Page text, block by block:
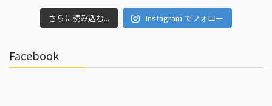
さらに読み込む... Instagram でフォロー
Facebook